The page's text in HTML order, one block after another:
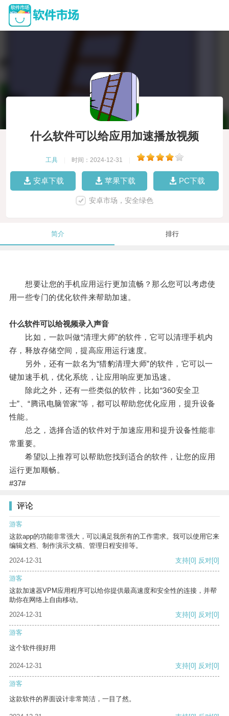
什么软件可以给应用加速播放视频
工具 时间：2024-12-31
安卓下载 苹果下载 PC下载
安卓市场，安全绿色
简介 排行
想要让您的手机应用运行更加流畅？那么您可以考虑使
用一些专门的优化软件来帮助加速。
什么软件可以给视频录入声音
比如，一款叫做“清理大师”的软件，它可以清理手机内
存，释放存储空间，提高应用运行速度。
另外，还有一款名为“猎豹清理大师”的软件，它可以一
键加速手机，优化系统，让应用响应更加迅速。
除此之外，还有一些类似的软件，比如“360安全卫
士”、“腾讯电脑管家”等，都可以帮助您优化应用，提升设备
性能。
总之，选择合适的软件对于加速应用和提升设备性能非
常重要。
希望以上推荐可以帮助您找到适合的软件，让您的应用
运行更加顺畅。
#37#
评论
游客
这款app的功能非常强大，可以满足我所有的工作需求。我可以使用它来
编辑文档、制作演示文稿、管理日程安排等。
2024-12-31
支持[0] 反对[0]
游客
这款加速器VPM应用程序可以给你提供最高速度和安全性的连接，并帮
助你在网络上自由移动。
2024-12-31
支持[0] 反对[0]
游客
这个软件很好用
2024-12-31 支持[0] 反对[0]
游客
这款软件的界面设计非常简洁，一目了然。